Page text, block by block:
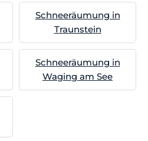
Schneeräumung in
Traunstein
Schneeräumung in
Waging am See